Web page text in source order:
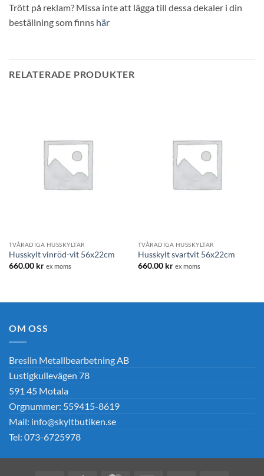
Trött på reklam? Missa inte att lägga till dessa dekaler i din
beställning som finns här
RELATERADE PRODUKTER
TVÅRADIGA HUSSKYLTAR
Husskylt vinröd-vit 56x22cm
660.00 kr ex moms
TVÅRADIGA HUSSKYLTAR
Husskylt svartvit 56x22cm
660.00 kr ex moms
OM OSS
Breslin Metallbearbetning AB
Lustigkullevägen 78
591 45 Motala
Orgnummer: 559415-8619
Mail: info@skyltbutiken.se
Tel: 073-6725978